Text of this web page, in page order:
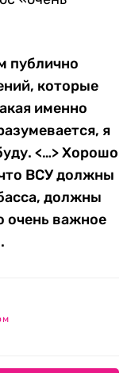
публично
которые
именно
я
<…> Хорошо
ВСУ должны
должны
очень важное